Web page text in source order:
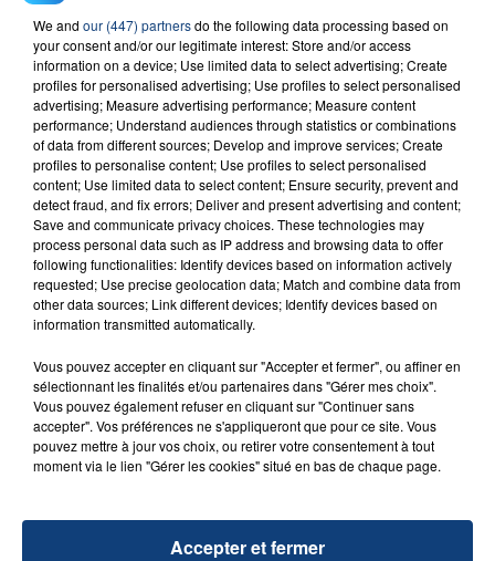
23 juillet 2026
INCENDIE MORTEL À LENS : UNE FEMME ET
SON BÉBÉ ENTRE LA VIE ET LA...
Un homme s'est immolé par le feu après avoir
aspergé sa compagne et leur bébé de trois mois
UNE ADOLESCENTE DEVANT SE FAIRE
OPÉRER DE LA CHEVILLE RESSORT DE LA...
We and our (447) partnersdo the following data processing based on
your consent and/or our legitimate interest: Store and/or access
information on a device; Use limited data to select advertising; Create
profiles for personalised advertising; Use profiles to select personalised
advertising; Measure advertising performance; Measure content
performance; Understand audiences through statistics or combinations
of data from different sources; Develop and improve services; Create
profiles to personalise content; Use profiles to select personalised
content; Use limited data to select content; Ensure security, prevent and
detect fraud, and fix errors; Deliver and present advertising and content;
Save and communicate privacy choices. These technologies may
process personal data such as IP address and browsing data to offer
following functionalities: Identify devices based on information actively
requested; Use precise geolocation data; Match and combine data from
other data sources; Link different devices; Identify devices based on
information transmitted automatically.
Vous pouvez accepter en cliquant sur "Accepter et fermer", ou affiner en
sélectionnant les finalités et/ou partenaires dans "Gérer mes choix".
Vous pouvez également refuser en cliquant sur "Continuer sans
accepter". Vos préférences ne s'appliqueront que pour ce site. Vous
pouvez mettre à jour vos choix, ou retirer votre consentement à tout
moment via le lien "Gérer les cookies" situé en bas de chaque page.
Accepter et fermer